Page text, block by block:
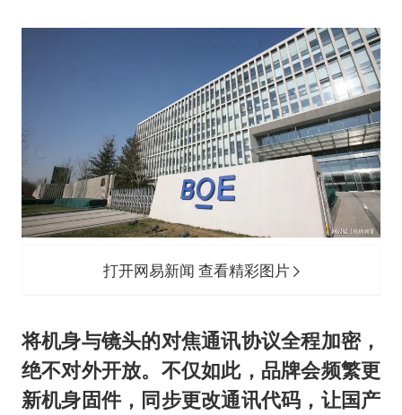
打开网易新闻 查看精彩图片
将机身与镜头的对焦通讯协议全程加密，
绝不对外开放。不仅如此，品牌会频繁更
新机身固件，同步更改通讯代码，让国产